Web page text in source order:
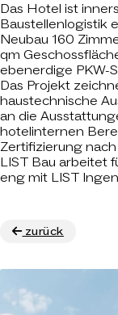
Das Hotel ist
Baustellenlogistik
Neubau 160
qm
ebenerdige PKW-
Das Projekt
haustechnische
an die
hotelinternen
Zertifizierung
LIST Bau arbeitet
eng mit LIST
zurück